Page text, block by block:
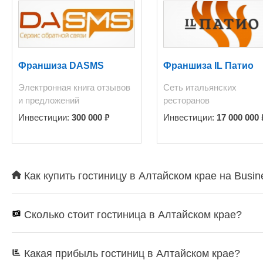
Франшиза DASMS
Электронная книга отзывов
и предложений
Инвестиции: 300 000 ₽
Франшиза IL Патио
Сеть итальянских
ресторанов
Инвестиции: 17 000 000
Как купить гостиницу в Алтайском крае на
Сколько стоит гостиница в Алтайском крае?
Какая прибыль гостиниц в Алтайском крае?